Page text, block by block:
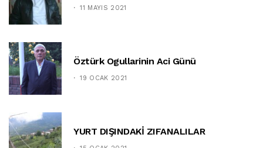
11 MAYIS 2021
Öztürk Ogullarinin Aci Günü
19 OCAK 2021
YURT DIŞINDAKİ ZIFANALILAR